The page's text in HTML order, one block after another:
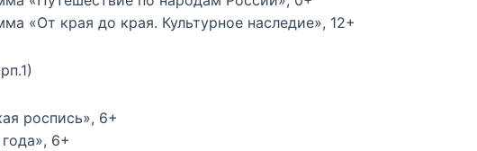
«От края до края. Культурное наследие», 12+
роспись», 6+
6+